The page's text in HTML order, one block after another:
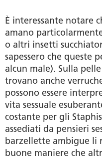
È interessante notare
amano
o altri insetti
sapessero che queste
alcun male). Sulla
trovano anche
possono essere
vita sessuale
costante per gli
assediati da pensieri
barzellette ambigue li
buone maniere che